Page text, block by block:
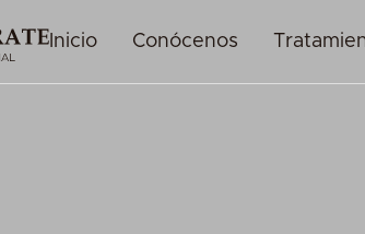
Inicio Conócenos